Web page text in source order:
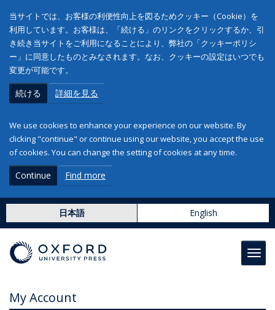
当サイトでは、お客様の利便性向上を図るためクッキー（Cookie）を
利用しています。お客様は、「続ける」のリンクをクリックするか、引
き続き当サイトをご利用になることにより、弊社の「クッキーポリシ
ー」に同意したものとみなされます。なお、クッキーの設定はいつでも
変更が可能です。
続ける 詳細を見る
We use cookies to enhance your experience on our website. By
clicking "continue" or continue using our website, you accept the use
of cookies. You can change the setting of cookies at any time.
Continue Find more
日本語 English
My Account